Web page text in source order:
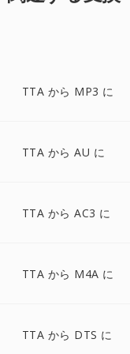
TTA から MP3 に
TTA から AU に
TTA から AC3 に
TTA から M4A に
TTA から DTS に